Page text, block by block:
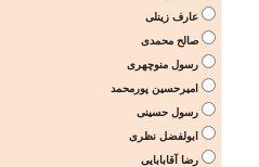
عارف زینلی
صالح محمدی
رسول منوچهری
امیرحسین پورمحمد
رسول حسینی
ابولفضل نظری
رضا آقابابایی